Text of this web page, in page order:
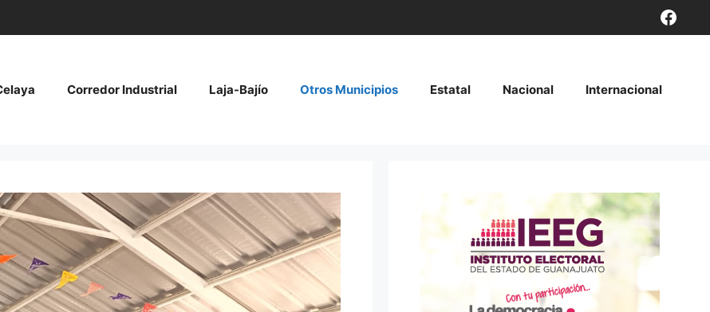
Corredor Industrial Laja-Bajío Otros Municipios Estatal Nacional Internacional